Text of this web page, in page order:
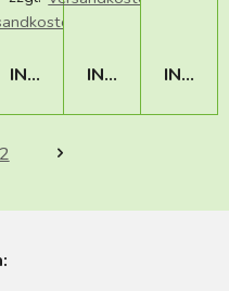
IN DEN WARENKORB
IN DEN IN
2